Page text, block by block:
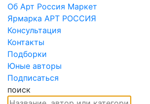
Об Арт Россия Маркет
Ярмарка АРТ РОССИЯ
Консультация
Контакты
Подборки
Юные авторы
Подписаться
поиск